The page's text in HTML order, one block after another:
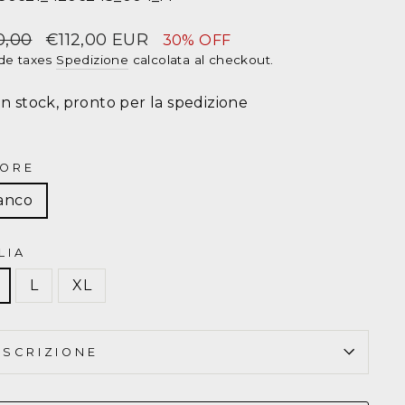
Prezzo
in
€112,00 EUR 30% OFF
taxes Spedizione calcolata al checkout.
stock, pronto per la spedizione
L XL